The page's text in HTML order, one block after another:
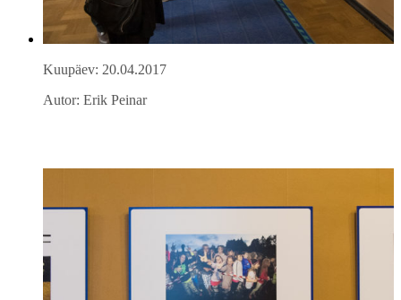
Kuupäev: 20.04.2017
Autor: Erik Peinar